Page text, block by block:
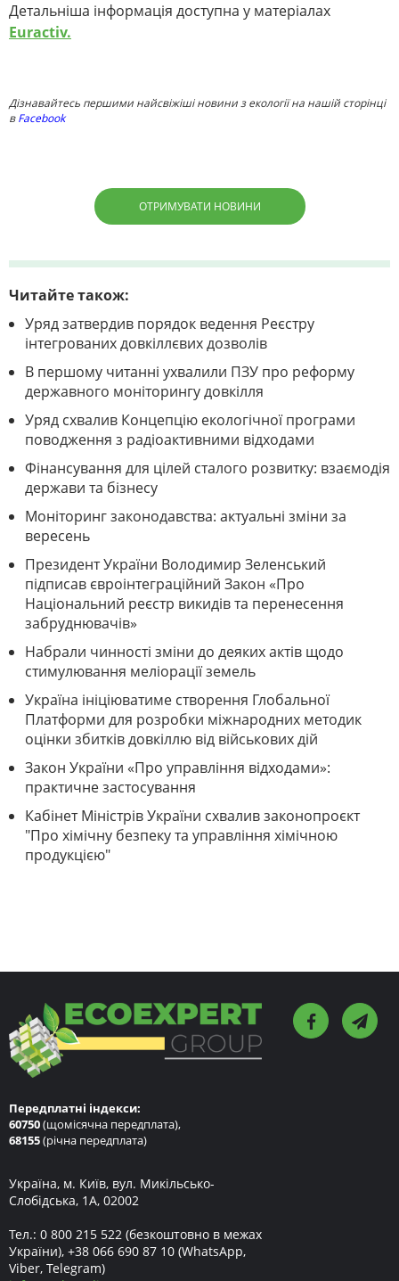
Детальніша інформація доступна у матеріалах
Euractiv.
Дізнавайтесь першими найсвіжіші новини з екології на нашій сторінці
вFacebook
ОТРИМУВАТИ НОВИНИ
Читайте також:
Уряд затвердив порядок ведення Реєстру
інтегрованих довкіллєвих дозволів
В першому читанні ухвалили ПЗУ про реформу
державного моніторингу довкілля
Уряд схвалив Концепцію екологічної програми
поводження з радіоактивними відходами
Фінансування для цілей сталого розвитку: взаємодія
держави та бізнесу
Моніторинг законодавства: актуальні зміни за
вересень
Президент України Володимир Зеленський
підписав євроінтеграційний Закон «Про
Національний реєстр викидів та перенесення
забруднювачів»
Набрали чинності зміни до деяких актів щодо
стимулювання меліорації земель
Україна ініціюватиме створення Глобальної
Платформи для розробки міжнародних методик
оцінки збитків довкіллю від військових дій
Закон України «Про управління відходами»:
практичне застосування
Кабінет Міністрів України схвалив законопроєкт
"Про хімічну безпеку та управління хімічною
продукцією"
Передплатні індекси:
60750(щомісячна передплата),
68155(річна передплата)
Україна, м. Київ, вул. Микільсько-
Слобідська, 1А, 02002
Тел.: 0 800 215 522 (безкоштовно в межах
України), +38 066 690 87 10 (WhatsApp,
Viber, Telegram)